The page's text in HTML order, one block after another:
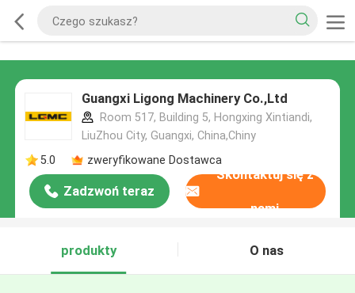
Guangxi Ligong Machinery Co.,Ltd
Room 517, Building 5, Hongxing Xintiandi,
LiuZhou City, Guangxi, China,Chiny
5.0
zweryfikowane Dostawca
Zadzwoń teraz
Skontaktuj się z
nami
produkty O nas